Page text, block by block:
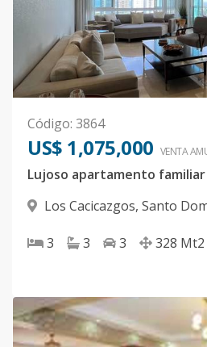
Código: 3864
US$ 1,075,000 VENTA
Lujoso apartamento familiar
Los Cacicazgos, Santo
3 3 3 328 Mt2